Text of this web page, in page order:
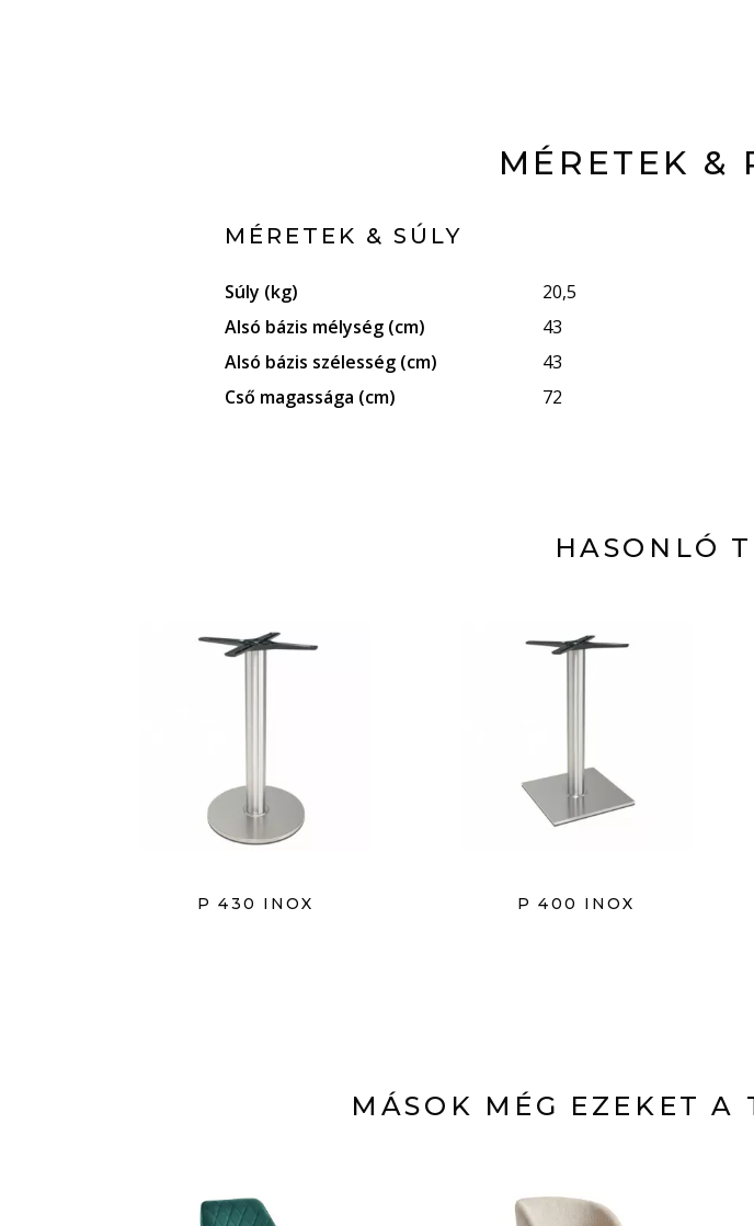
MÉRETEK &
MÉRETEK & SÚLY
Súly (kg)
20,5
Alsó bázis mélység (cm)
43
Alsó bázis szélesség (cm)
43
Cső magassága (cm)
72
HASONLÓ
P 430 INOX P 400 INOX
MÁSOK MÉG EZEKET A